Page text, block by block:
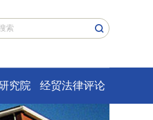
究院 经贸法律评论